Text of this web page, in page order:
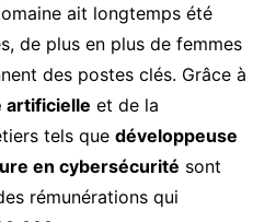
ait longtemps été
de plus en plus de femmes
des postes clés. Grâce à
artificielle et de la
tels que développeuse
en cybersécurité sont
rémunérations qui